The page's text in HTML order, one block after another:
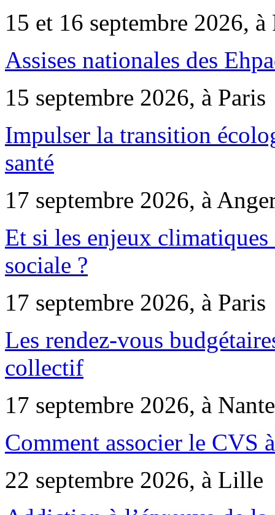
15 et 16 septembre 2026, à
Assises nationales des
15 septembre 2026, à Paris
Impulser la transition
santé
17 septembre 2026, à
Et si les enjeux
sociale ?
17 septembre 2026, à Paris
Les rendez-vous
collectif
17 septembre 2026, à
Comment associer le CVS
22 septembre 2026, à Lille